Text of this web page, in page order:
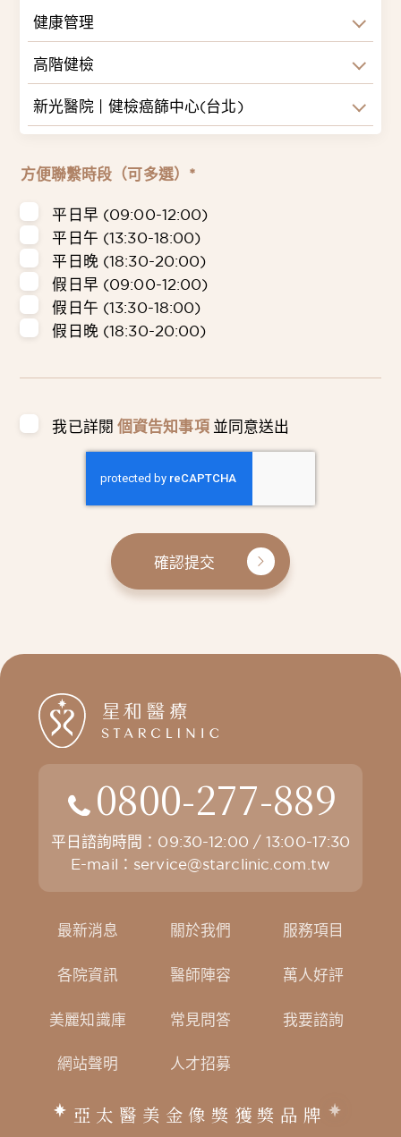
健康管理
高階健檢
新光醫院 | 健檢癌篩中心(台北)
方便聯繫時段（可多選）*
平日早 (09:00-12:00)
平日午 (13:30-18:00)
平日晚 (18:30-20:00)
假日早 (09:00-12:00)
假日午 (13:30-18:00)
假日晚 (18:30-20:00)
我已詳閱 個資告知事項 並同意送出
確認提交
0800-277-889
平日諮詢時間：09:30-12:00 / 13:00-17:30
E-mail： service@starclinic.com.tw
最新消息 關於我們 服務項目
各院資訊 醫師陣容 萬人好評
美麗知識庫 常見問答 我要諮詢
網站聲明 人才招募
亞太醫美金像獎獲獎品牌